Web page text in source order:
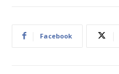
Facebook